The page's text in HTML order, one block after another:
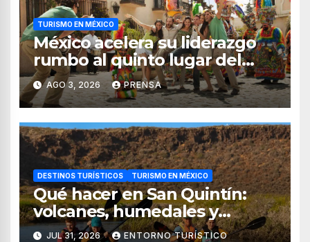
TURISMO EN MÉXICO
México acelera su liderazgo
rumbo al quinto lugar del
turismo mundial
AGO 3, 2026 PRENSA
DESTINOS TURÍSTICOS TURISMO EN MÉXICO
Qué hacer en San Quintín:
volcanes, humedales y
sabores del mar
JUL 31, 2026 ENTORNO TURÍSTICO